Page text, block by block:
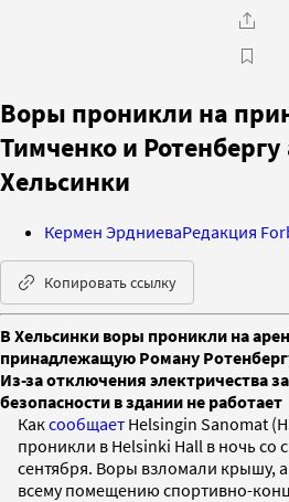
Воры проникли на
Тимченко и Ротенбергу
Хельсинки
Кермен ЭрдниеваРедакция
Копировать ссылку
В Хельсинки воры проникли на
принадлежащую Роману
Из-за отключения электричества
безопасности в здании не работает
Каксообщает Helsingin Sanomat
проникли в Helsinki Hall в ночь со
сентября. Воры взломали крышу,
всему помещению спортивно-